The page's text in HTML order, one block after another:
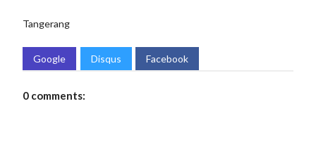
Tangerang
Google Disqus Facebook
0 comments: